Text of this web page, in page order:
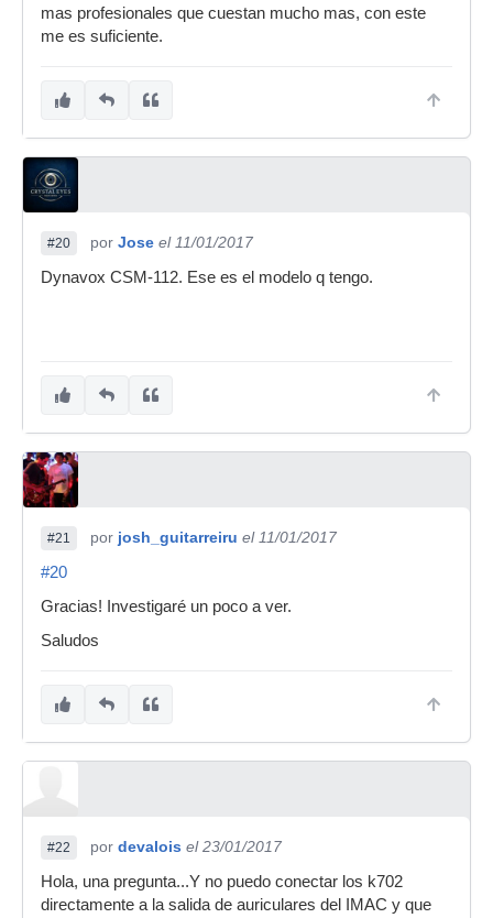
mas profesionales que cuestan mucho mas, con este
me es suficiente.
#20 por Jose el 11/01/2017
Dynavox CSM-112. Ese es el modelo q tengo.
#21 por josh_guitarreiru el 11/01/2017
#20
Gracias! Investigaré un poco a ver.
Saludos
#22 por devalois el 23/01/2017
Hola, una pregunta...Y no puedo conectar los k702
directamente a la salida de auriculares del IMAC y que